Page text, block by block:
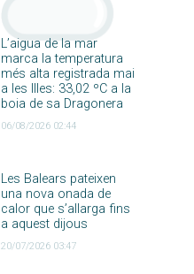
L’aigua de la mar
marca la temperatura
més alta registrada mai
a les Illes: 33,02 ºC a la
boia de sa Dragonera
06/08/2026 02:44
Les Balears pateixen
una nova onada de
calor que s’allarga fins
a aquest dijous
20/07/2026 03:47